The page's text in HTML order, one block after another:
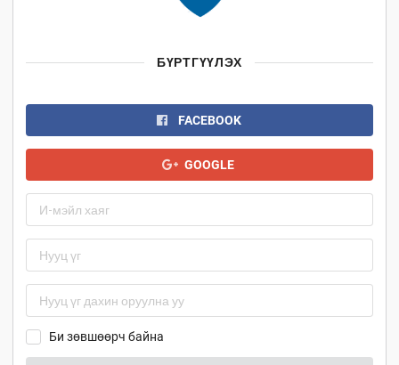
БҮРТГҮҮЛЭХ
FACEBOOK
GOOGLE
Би зөвшөөрч байна